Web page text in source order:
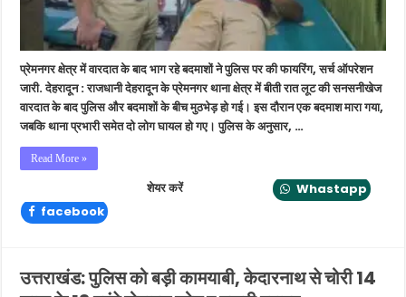
एक
बदमाश
ढेर,
इंस्पेक्टर
समेत
घायल
प्रेमनगर क्षेत्र में वारदात के बाद भाग रहे बदमाशों ने पुलिस पर की फायरिंग, सर्च ऑपरेशन
जारी. देहरादून : राजधानी देहरादून के प्रेमनगर थाना क्षेत्र में बीती रात लूट की सनसनीखेज
वारदात के बाद पुलिस और बदमाशों के बीच मुठभेड़ हो गई। इस दौरान एक बदमाश मारा गया,
जबकि थाना प्रभारी समेत दो लोग घायल हो गए। पुलिस के अनुसार, …
Read More »
शेयर करें
Whastapp
facebook
उत्तराखंड: पुलिस को बड़ी कामयाबी, केदारनाथ से चोरी 14